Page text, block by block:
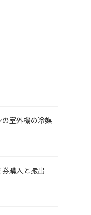
室外機の冷媒
購入と搬出